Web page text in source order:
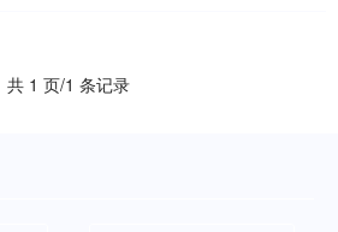
共 1 页/1 条记录